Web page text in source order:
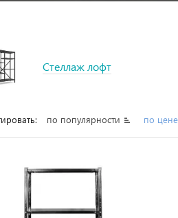
Стеллаж лофт
по популярности по цене